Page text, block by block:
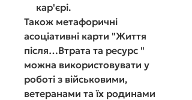
кар'єрі.
Також метафоричні
асоціативні карти "Життя
після…Втрата та ресурс "
можна використовувати у
роботі з військовими,
ветеранами та їх родинами